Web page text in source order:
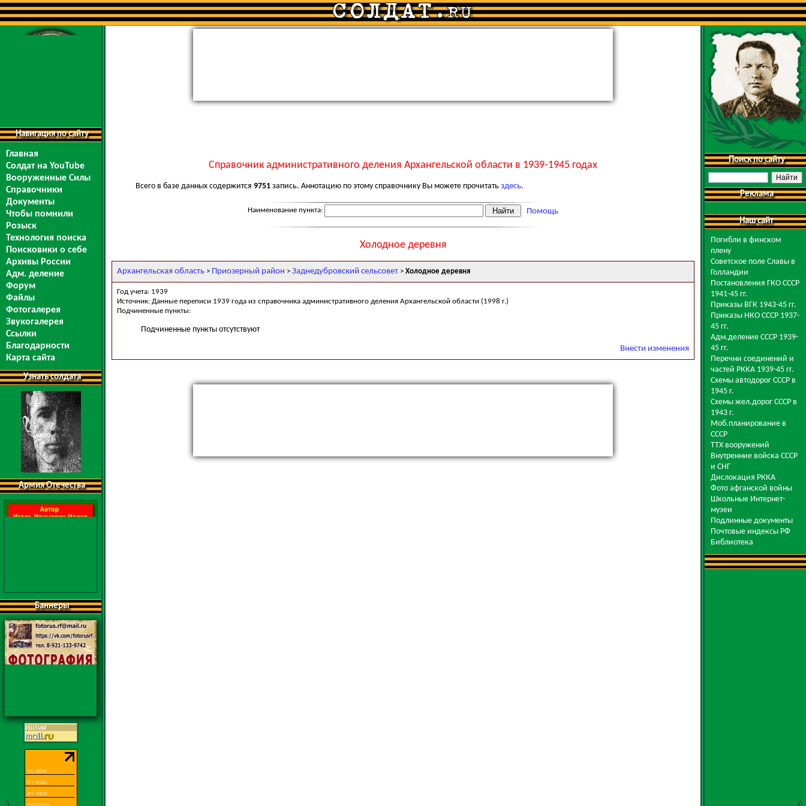
Навигация по сайту
Главная
Солдат на YouTube
Вооруженные Силы
Справочники
Документы
Чтобы помнили
Розыск
Технология поиска
Поисковики о себе
Архивы России
Адм. деление
Форум
Файлы
Фотогалерея
Звукогалерея
Ссылки
Благодарности
Карта сайта
Узнать солдата
Армия Отечества
Баннеры
Справочник административного деления Архангельской области в 1939-1945 годах
Всего в базе данных содержится 9751 запись. Аннотацию по этому справочнику Вы можете прочитать здесь.
Наименование пункта: Помощь
Холодное деревня
Архангельская область > Приозерный район > Заднедубровский сельсовет > Холодное деревня
Год учета: 1939
Источник: Данные переписи 1939 года из справочника административного деления Архангельской области (1998 г.)
Подчиненные пункты:
Подчиненные пункты отсутствуют
Внести изменения
Поиск по сайту
Реклама
Наш сайт
Погибли в финском
плену
Советское поле Славы в
Голландии
Постановления ГКО СССР
1941-45 гг.
Приказы ВГК 1943-45 гг.
Приказы НКО СССР 1937-
45 гг.
Адм.деление СССР 1939-
45 гг.
Перечни соединений и
частей РККА 1939-45 гг.
Схемы автодорог СССР в
1945 г.
Схемы жел.дорог СССР в
1943 г.
Моб.планирование в
СССР
ТТХ вооружений
Внутренние войска СССР
и СНГ
Дислокация РККА
Фото афганской войны
Школьные Интернет-
музеи
Подлинные документы
Почтовые индексы РФ
Библиотека